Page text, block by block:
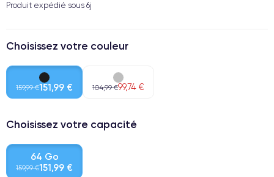
Produit expédié sous 6j
Choisissez votre couleur
159,99 €151,99 € 104,99 €99,74 €
Choisissez votre capacité
64 Go
159,99 €151,99 €